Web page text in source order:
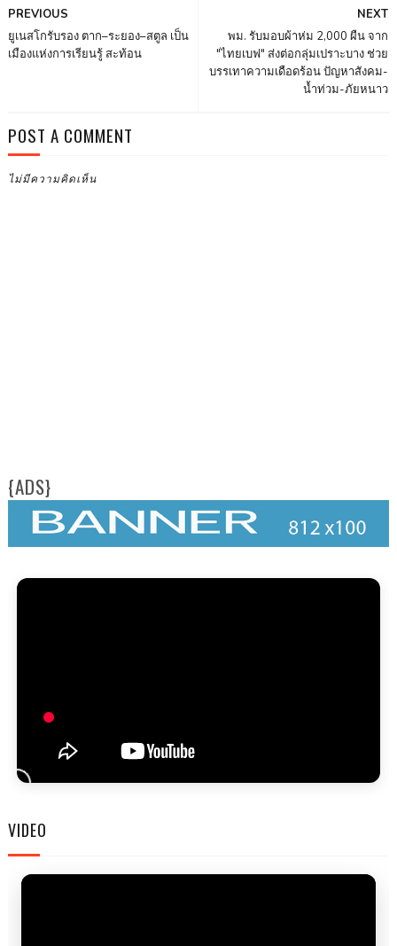
NEXT
พม. รับมอบผ้าห่ม 2,000 ผืน จาก
"ไทยเบฟ" ส่งต่อกลุ่มเปราะบาง ช่วย
บรรเทาความเดือดร้อน ปัญหาสังคม-
น้ำท่วม-ภัยหนาว
PREVIOUS
ยูเนสโกรับรอง ตาก–ระยอง–สตูล เป็น
เมืองแห่งการเรียนรู้ สะท้อน
POST A COMMENT
ไม่มีความคิดเห็น
{ADS}
VIDEO
FAM
FES